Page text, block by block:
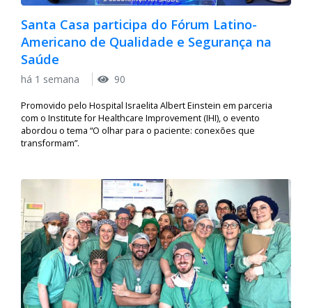
Santa Casa participa do Fórum Latino-
Americano de Qualidade e Segurança na
Saúde
há 1 semana 90
Promovido pelo Hospital Israelita Albert Einstein em parceria
com o Institute for Healthcare Improvement (IHI), o evento
abordou o tema “O olhar para o paciente: conexões que
transformam”.